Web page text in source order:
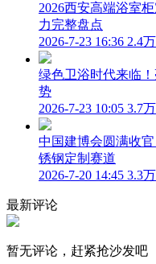
2026西安高端浴室
力完整盘点
2026-7-23 16:36 2.4
绿色卫浴时代来临
势
2026-7-23 10:05 3.7
中国建博会圆满收
锈钢定制赛道
2026-7-20 14:45 3.3
最新评论
暂无评论，赶紧抢沙发吧